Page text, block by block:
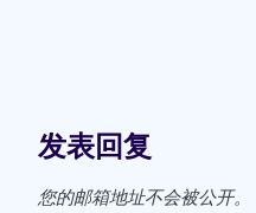
发表回复
您的邮箱地址不会被公开。